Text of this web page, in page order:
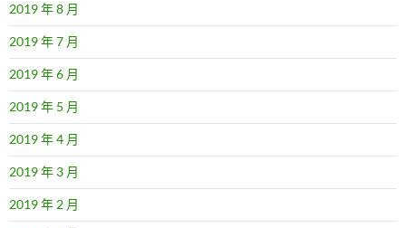
2019 年 8 月
2019 年 7 月
2019 年 6 月
2019 年 5 月
2019 年 4 月
2019 年 3 月
2019 年 2 月